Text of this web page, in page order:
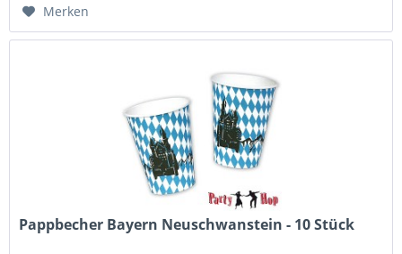
Merken
Pappbecher Bayern Neuschwanstein - 10 Stück